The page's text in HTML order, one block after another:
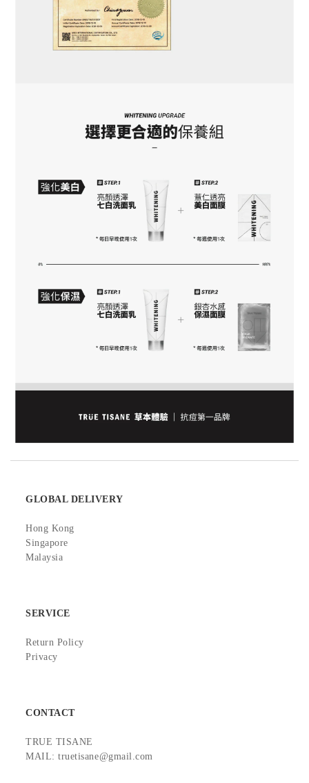
GLOBAL DELIVERY
Hong Kong
Singapore
Malaysia
SERVICE
Return Policy
Privacy
CONTACT
TRUE TISANE
MAIL: truetisane@gmail.com